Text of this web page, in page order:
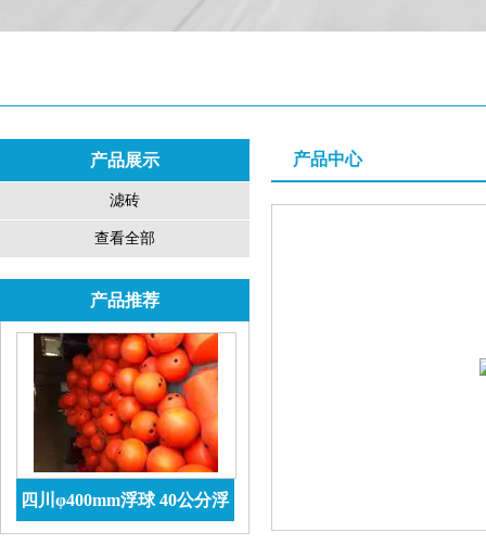
产品展示
滤砖
查看全部
产品推荐
四川φ400mm浮球 40公分浮
产品中心